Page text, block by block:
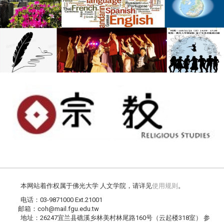
本网站着作权属于佛光大学 人文学院，请详见使用规则 。
电话：03-9871000 Ext.21001
邮箱：coh@mail.fgu.edu.tw
地址：26247宜兰县礁溪乡林美村林尾路160号（云起楼318室） 参